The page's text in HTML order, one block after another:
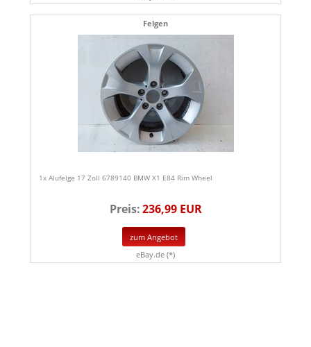
Felgen
1x Alufelge 17 Zoll 6789140 BMW X1 E84 Rim Wheel
Preis:236,99 EUR
zum Angebot
eBay.de (*)